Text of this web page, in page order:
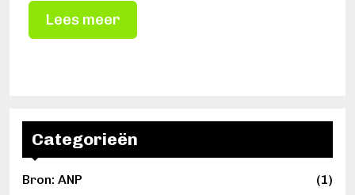
Categorieën
Bron: ANP (1)
Lees meer